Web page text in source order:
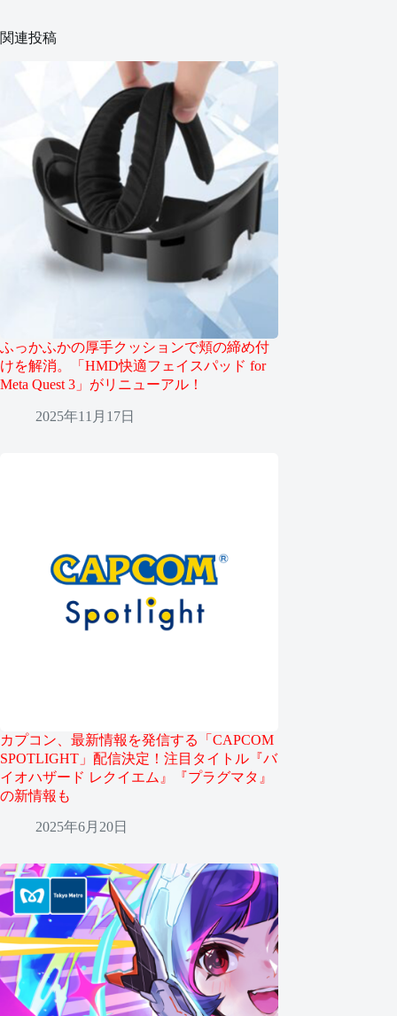
関連投稿
ふっかふかの厚手クッションで頬の締め付
けを解消。「HMD快適フェイスパッド for
Meta Quest 3」がリニューアル！
2025年11月17日
カプコン、最新情報を発信する「CAPCOM
SPOTLIGHT」配信決定！注目タイトル『バ
イオハザード レクイエム』『プラグマタ』
の新情報も
2025年6月20日